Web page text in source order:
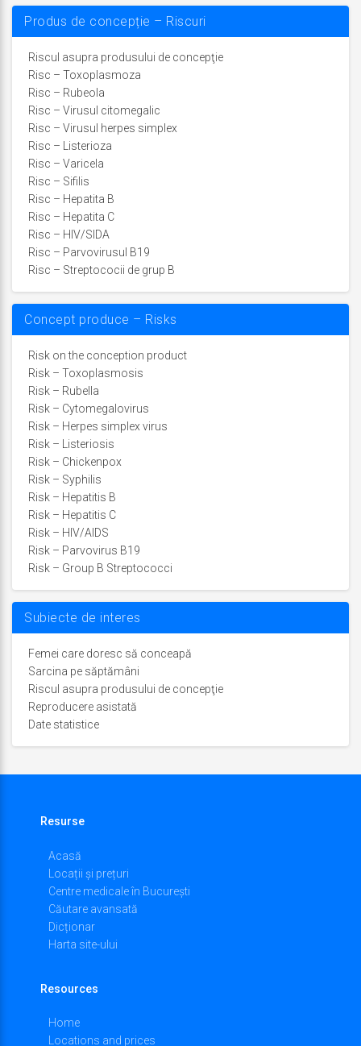
Produs de concepție – Riscuri
Riscul asupra produsului de concepţie
Risc – Toxoplasmoza
Risc – Rubeola
Risc – Virusul citomegalic
Risc – Virusul herpes simplex
Risc – Listerioza
Risc – Varicela
Risc – Sifilis
Risc – Hepatita B
Risc – Hepatita C
Risc – HIV/SIDA
Risc – Parvovirusul B19
Risc – Streptococii de grup B
Concept produce – Risks
Risk on the conception product
Risk – Toxoplasmosis
Risk – Rubella
Risk – Cytomegalovirus
Risk – Herpes simplex virus
Risk – Listeriosis
Risk – Chickenpox
Risk – Syphilis
Risk – Hepatitis B
Risk – Hepatitis C
Risk – HIV/AIDS
Risk – Parvovirus B19
Risk – Group B Streptococci
Subiecte de interes
Femei care doresc să conceapă
Sarcina pe săptămâni
Riscul asupra produsului de concepţie
Reproducere asistată
Date statistice
Resurse
Acasă
Locații și prețuri
Centre medicale în București
Căutare avansată
Dicționar
Harta site-ului
Resources
Home
Locations and prices